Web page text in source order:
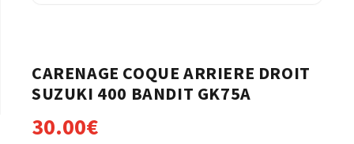
CARENAGE COQUE ARRIERE DROIT
SUZUKI 400 BANDIT GK75A
30.00€